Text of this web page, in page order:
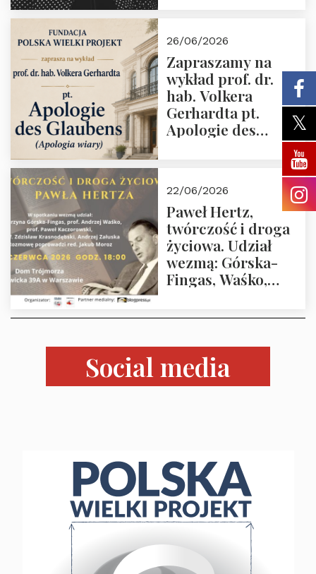
przez Fundację
Polska Wielki
Projekt
26/06/2026
Zapraszamy na
wykład prof. dr.
hab. Volkera
Gerhardta pt.
Apologie des
Glaubens (Apologia
02.07.2026 r. godz.
18:00.
22/06/2026
Paweł Hertz,
twórczość i droga
życiowa. Udział
wezmą: Górska-
Fingas, Waśko,
czerwca 2026 r.
godz. 18:00 w Domu
Trójmorza.
Social media